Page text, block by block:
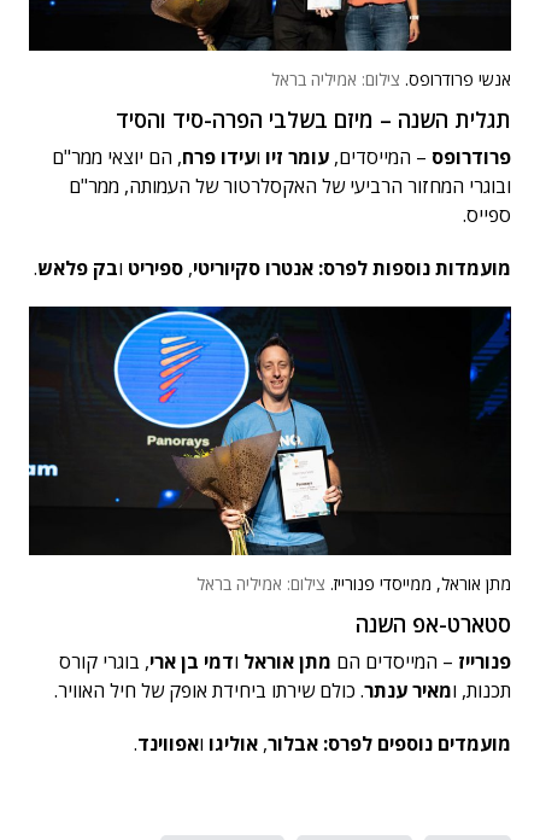
אנשי פרודרופס. צילום: אמיליה בראל
תגלית השנה – מיזם בשלבי הפרה-סיד והסיד
פרודרופס – המייסדים, עומר זיו ועידו פרח, הם יוצאי ממר"ם
ובוגרי המחזור הרביעי של האקסלרטור של העמותה, ממר"ם
ספייס.
מועמדות נוספות לפרס: אנטרו סקיוריטי, ספיריט ובק פלאש.
מתן אוראל, ממייסדי פנורייז. צילום: אמיליה בראל
סטארט-אפ השנה
פנורייז – המייסדים הם מתן אוראל ודמי בן ארי, בוגרי קורס
תכנות, ומאיר ענתר. כולם שירתו ביחידת אופק של חיל האוויר.
מועמדים נוספים לפרס: אבלור, אוליגו ואפווינד.